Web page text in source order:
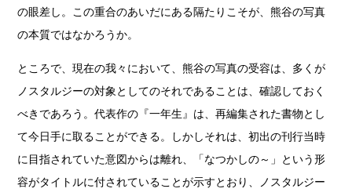
の眼差し。この重合のあいだにある隔たりこそが、熊谷の写真
の本質ではなかろうか。
ところで、現在の我々において、熊谷の写真の受容は、多くが
ノスタルジーの対象としてのそれであることは、確認しておく
べきであろう。代表作の『一年生』は、再編集された書物とし
て今日手に取ることができる。しかしそれは、初出の刊行当時
に目指されていた意図からは離れ、「なつかしの～」という形
容がタイトルに付されていることが示すとおり、ノスタルジー